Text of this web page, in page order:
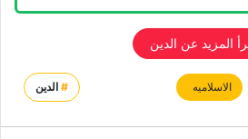
المزید عن الدین
الاسلامیه #الدين